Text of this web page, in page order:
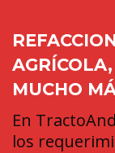
MUCHO
En
los